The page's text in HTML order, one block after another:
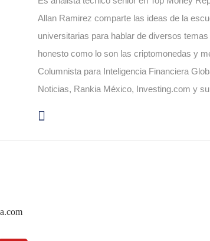
Allan Ramirez comparte las ideas de la
universitarias para hablar de diversos
honesto como lo son las criptomonedas y
Columnista para Inteligencia Financiera
Noticias, Rankia México, Investing.com y